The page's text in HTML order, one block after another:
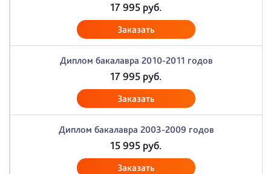
17 995 руб.
Заказать
Диплом бакалавра 2010-2011 годов
17 995 руб.
Заказать
Диплом бакалавра 2003-2009 годов
15 995 руб.
Заказать